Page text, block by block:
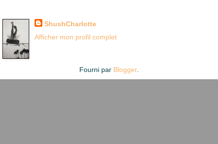
ShushCharlotte
Afficher mon profil complet
Fourni par Blogger.